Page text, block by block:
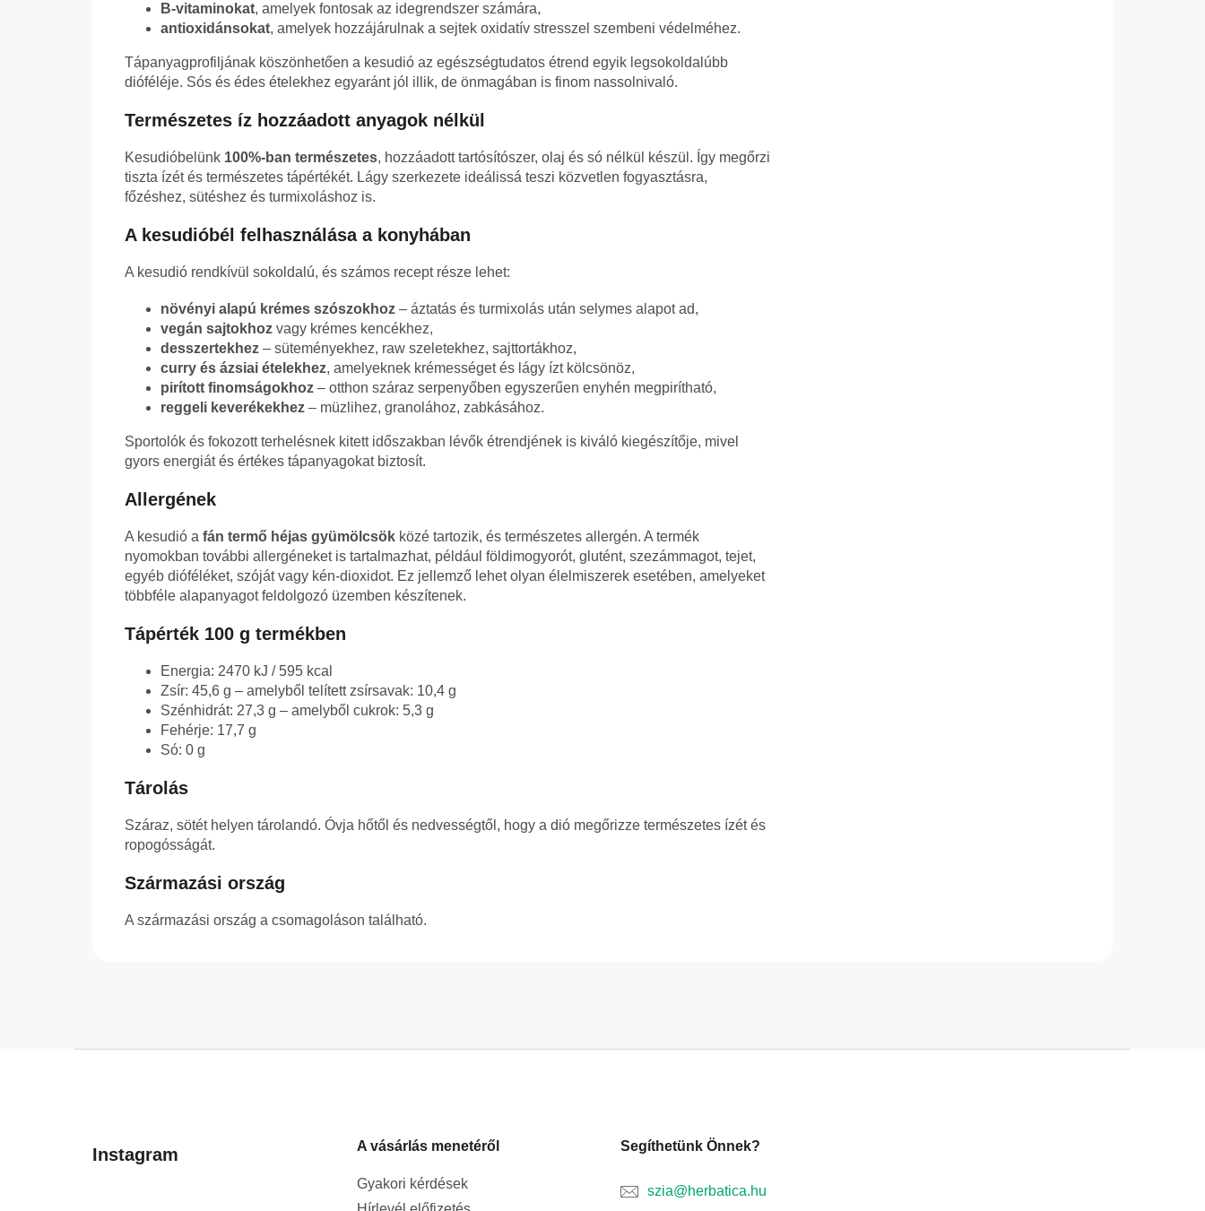
B-vitaminokat, amelyek fontosak az idegrendszer számára,
antioxidánsokat, amelyek hozzájárulnak a sejtek oxidatív stresszel szembeni védelméhez.
Tápanyagprofiljának köszönhetően a kesudió az egészségtudatos étrend egyik legsokoldalúbb
dióféléje. Sós és édes ételekhez egyaránt jól illik, de önmagában is finom nassolnivaló.
Természetes íz hozzáadott anyagok nélkül
Kesudióbelünk 100%-ban természetes, hozzáadott tartósítószer, olaj és só nélkül készül. Így megőrzi
tiszta ízét és természetes tápértékét. Lágy szerkezete ideálissá teszi közvetlen fogyasztásra,
főzéshez, sütéshez és turmixoláshoz is.
A kesudióbél felhasználása a konyhában
A kesudió rendkívül sokoldalú, és számos recept része lehet:
növényi alapú krémes szószokhoz – áztatás és turmixolás után selymes alapot ad,
vegán sajtokhoz vagy krémes kencékhez,
desszertekhez – süteményekhez, raw szeletekhez, sajttortákhoz,
curry és ázsiai ételekhez, amelyeknek krémességet és lágy ízt kölcsönöz,
pirított finomságokhoz – otthon száraz serpenyőben egyszerűen enyhén megpirítható,
reggeli keverékekhez – müzlihez, granolához, zabkásához.
Sportolók és fokozott terhelésnek kitett időszakban lévők étrendjének is kiváló kiegészítője, mivel
gyors energiát és értékes tápanyagokat biztosít.
Allergének
A kesudió a fán termő héjas gyümölcsök közé tartozik, és természetes allergén. A termék
nyomokban további allergéneket is tartalmazhat, például földimogyorót, glutént, szezámmagot, tejet,
egyéb dióféléket, szóját vagy kén-dioxidot. Ez jellemző lehet olyan élelmiszerek esetében, amelyeket
többféle alapanyagot feldolgozó üzemben készítenek.
Tápérték 100 g termékben
Energia: 2470 kJ / 595 kcal
Zsír: 45,6 g – amelyből telített zsírsavak: 10,4 g
Szénhidrát: 27,3 g – amelyből cukrok: 5,3 g
Fehérje: 17,7 g
Só: 0 g
Tárolás
Száraz, sötét helyen tárolandó. Óvja hőtől és nedvességtől, hogy a dió megőrizze természetes ízét és
ropogósságát.
Származási ország
A származási ország a csomagoláson található.
Instagram A vásárlás menetéről
Gyakori kérdések
Segíthetünk Önnek?
szia@herbatica.hu